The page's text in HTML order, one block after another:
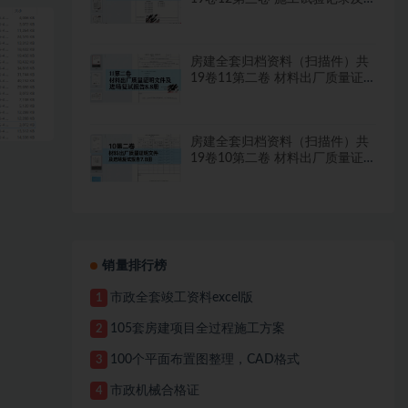
房建全套归档资料（扫描件）共
19卷11第二卷 材料出厂质量证
房建全套归档资料（扫描件）共
19卷10第二卷 材料出厂质量证
销量排行榜
1 市政全套竣工资料excel版
2 105套房建项目全过程施工方案
3 100个平面布置图整理，CAD格式
4 市政机械合格证